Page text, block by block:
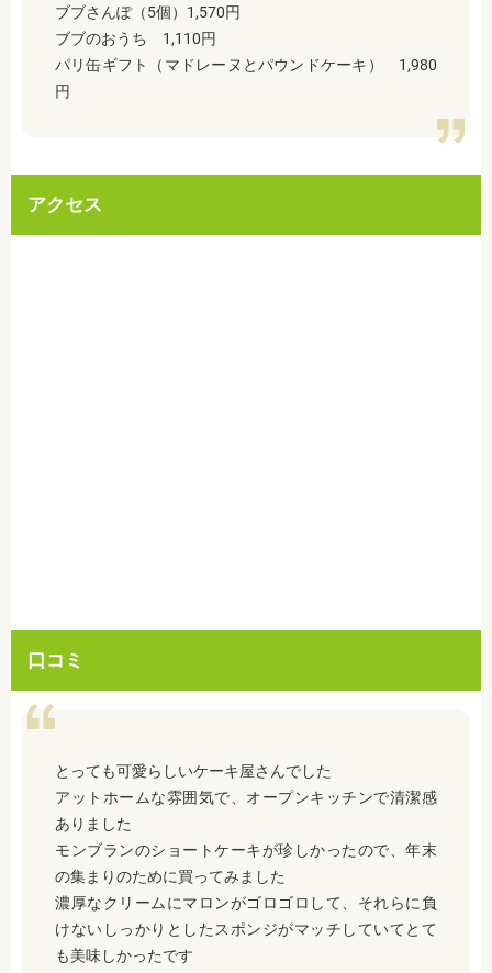
ブブさんぽ（5個）1,570円
ブブのおうち 1,110円
パリ缶ギフト（マドレーヌとパウンドケーキ） 1,980
円
アクセス
口コミ
とっても可愛らしいケーキ屋さんでした
アットホームな雰囲気で、オープンキッチンで清潔感
ありました
モンブランのショートケーキが珍しかったので、年末
の集まりのために買ってみました
濃厚なクリームにマロンがゴロゴロして、それらに負
けないしっかりとしたスポンジがマッチしていてとて
も美味しかったです